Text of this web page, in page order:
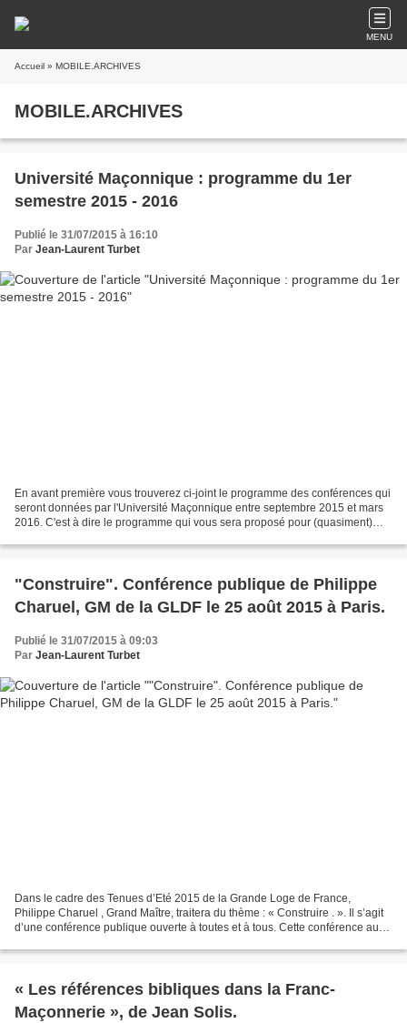
MENU
Accueil » MOBILE.ARCHIVES
MOBILE.ARCHIVES
Université Maçonnique : programme du 1er
semestre 2015 - 2016
Publié le 31/07/2015 à 16:10
Par Jean-Laurent Turbet
En avant première vous trouverez ci-joint le programme des conférences qui
seront données par l'Université Maçonnique entre septembre 2015 et mars
2016. C'est à dire le programme qui vous sera proposé pour (quasiment)
"Construire". Conférence publique de Philippe
Charuel, GM de la GLDF le 25 août 2015 à Paris.
Publié le 31/07/2015 à 09:03
Par Jean-Laurent Turbet
Dans le cadre des Tenues d’Eté 2015 de la Grande Loge de France,
Philippe Charuel , Grand Maître, traitera du thème : « Construire . ». Il s’agit
d’une conférence publique ouverte à toutes et à tous. Cette conférence aura
« Les références bibliques dans la Franc-
Maçonnerie », de Jean Solis.